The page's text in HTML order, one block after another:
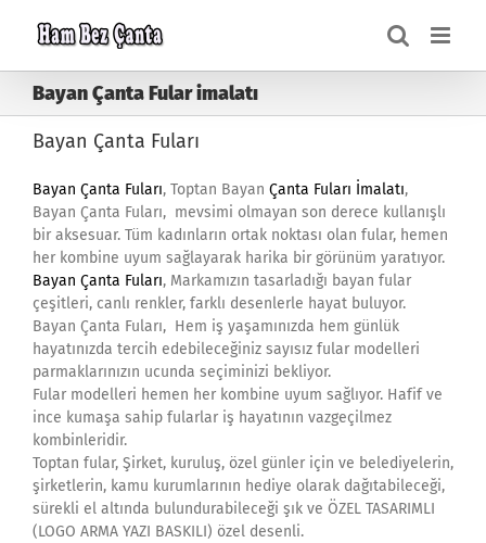
Bayan Çanta Fular imalatı
Bayan Çanta Fuları
Bayan Çanta Fuları, Toptan Bayan Çanta Fuları İmalatı,
Bayan Çanta Fuları, mevsimi olmayan son derece kullanışlı
bir aksesuar. Tüm kadınların ortak noktası olan fular, hemen
her kombine uyum sağlayarak harika bir görünüm yaratıyor.
Bayan Çanta Fuları, Markamızın tasarladığı bayan fular
çeşitleri, canlı renkler, farklı desenlerle hayat buluyor.
Bayan Çanta Fuları, Hem iş yaşamınızda hem günlük
hayatınızda tercih edebileceğiniz sayısız fular modelleri
parmaklarınızın ucunda seçiminizi bekliyor.
Fular modelleri hemen her kombine uyum sağlıyor. Hafif ve
ince kumaşa sahip fularlar iş hayatının vazgeçilmez
kombinleridir.
Toptan fular, Şirket, kuruluş, özel günler için ve belediyelerin,
şirketlerin, kamu kurumlarının hediye olarak dağıtabileceği,
sürekli el altında bulundurabileceği şık ve ÖZEL TASARIMLI
(LOGO ARMA YAZI BASKILI) özel desenli.